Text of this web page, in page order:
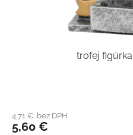
trofej
4,71 € bez DPH
5,60 €